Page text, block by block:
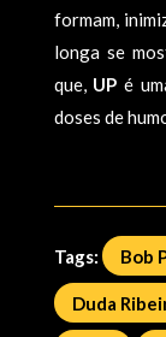
formam,
longa se
que, UP é
doses de
Tags: Bob
Duda